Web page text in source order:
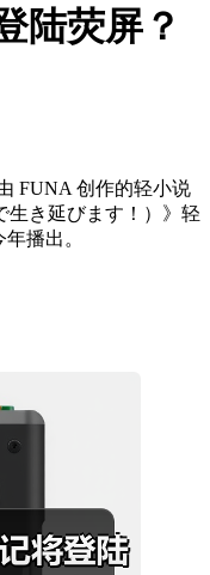
陆荧屏？
FUNA 创作的轻小说
生き延びます！）》轻
播出。